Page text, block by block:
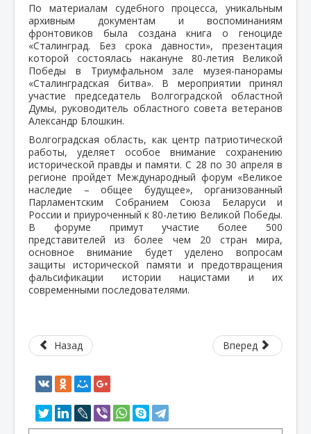
По материалам судебного процесса, уникальным
архивным документам и воспоминаниям
фронтовиков была создана книга о геноциде
«Сталинград. Без срока давности», презентация
которой состоялась накануне 80-летия Великой
Победы в Триумфальном зале музея-панорамы
«Сталинградская битва». В мероприятии принял
участие председатель Волгоградской областной
Думы, руководитель областного совета ветеранов
Александр Блошкин.
Волгоградская область, как центр патриотической
работы, уделяет особое внимание сохранению
исторической правды и памяти. С 28 по 30 апреля в
регионе пройдет Международный форум «Великое
наследие – общее будущее», организованный
Парламентским Собранием Союза Беларуси и
России и приуроченный к 80-летию Великой Победы.
В форуме примут участие более 500
представителей из более чем 20 стран мира,
основное внимание будет уделено вопросам
защиты исторической памяти и предотвращения
фальсификации истории нацистами и их
современными последователями.
Назад Вперед